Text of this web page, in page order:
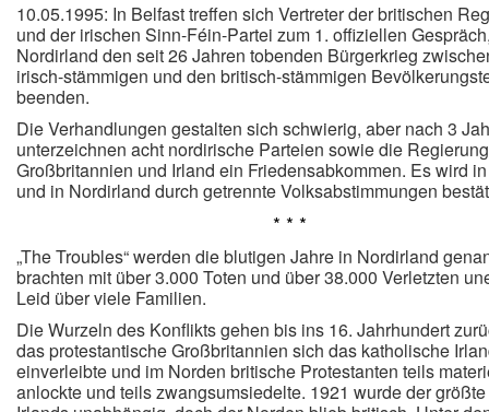
10.05.1995: In Belfast treffen sich Vertreter der britischen
und der irischen Sinn-Féin-Partei zum 1. offiziellen
Nordirland den seit 26 Jahren tobenden Bürgerkrieg
irisch-stämmigen und den britisch-stämmigen
beenden.
Die Verhandlungen gestalten sich schwierig, aber nach 3
unterzeichnen acht nordirische Parteien sowie die
Großbritannien und Irland ein Friedensabkommen. Es wird
und in Nordirland durch getrennte Volksabstimmungen
* * *
„The Troubles“ werden die blutigen Jahre in Nordirland
brachten mit über 3.000 Toten und über 38.000 Verletzten
Leid über viele Familien.
Die Wurzeln des Konflikts gehen bis ins 16. Jahrhundert
das protestantische Großbritannien sich das katholische
einverleibte und im Norden britische Protestanten teils
anlockte und teils zwangsumsiedelte. 1921 wurde der